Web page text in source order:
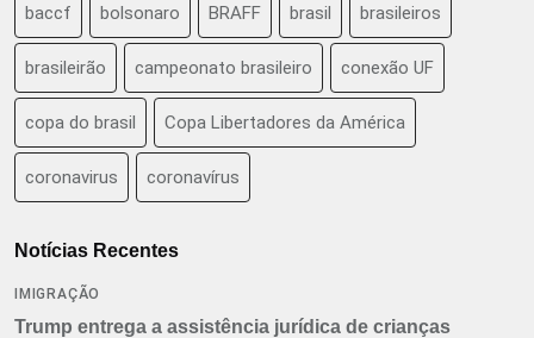
baccf bolsonaro BRAFF brasil brasileiros
brasileirão campeonato brasileiro conexão UF
copa do brasil Copa Libertadores da América
coronavirus coronavírus
Notícias Recentes
IMIGRAÇÃO
Trump entrega a assistência jurídica de crianças